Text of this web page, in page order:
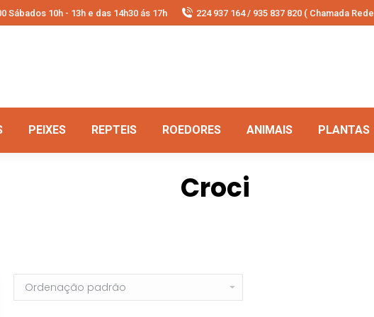
Sábados 10h - 13h e das 14h30 ás 17h 224 937 164 / 935 837 820 ( Chamada
PEIXES REPTEIS ROEDORES ANIMAIS PLANTAS
Croci